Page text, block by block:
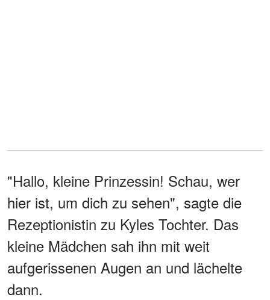
"Hallo, kleine Prinzessin! Schau, wer
hier ist, um dich zu sehen", sagte die
Rezeptionistin zu Kyles Tochter. Das
kleine Mädchen sah ihn mit weit
aufgerissenen Augen an und lächelte
dann.